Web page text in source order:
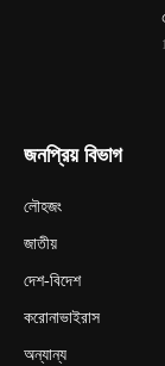
জনপ্রিয় বিভাগ
লৌহজং
জাতীয়
দেশ-বিদেশ
করোনাভাইরাস
অন্যান্য